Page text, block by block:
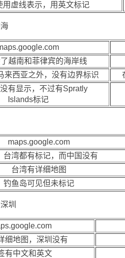
用虚线表示，用英文标记
越南和菲律宾的海岸线
来西亚之外，没有边界标识
有显示，不过有Spratly
Islands标记
maps.google.com
台湾都有标记，而中国没有
台湾有详细地图
钓鱼岛可见但未标记
圳
细地图，深圳没有
有中文和英文